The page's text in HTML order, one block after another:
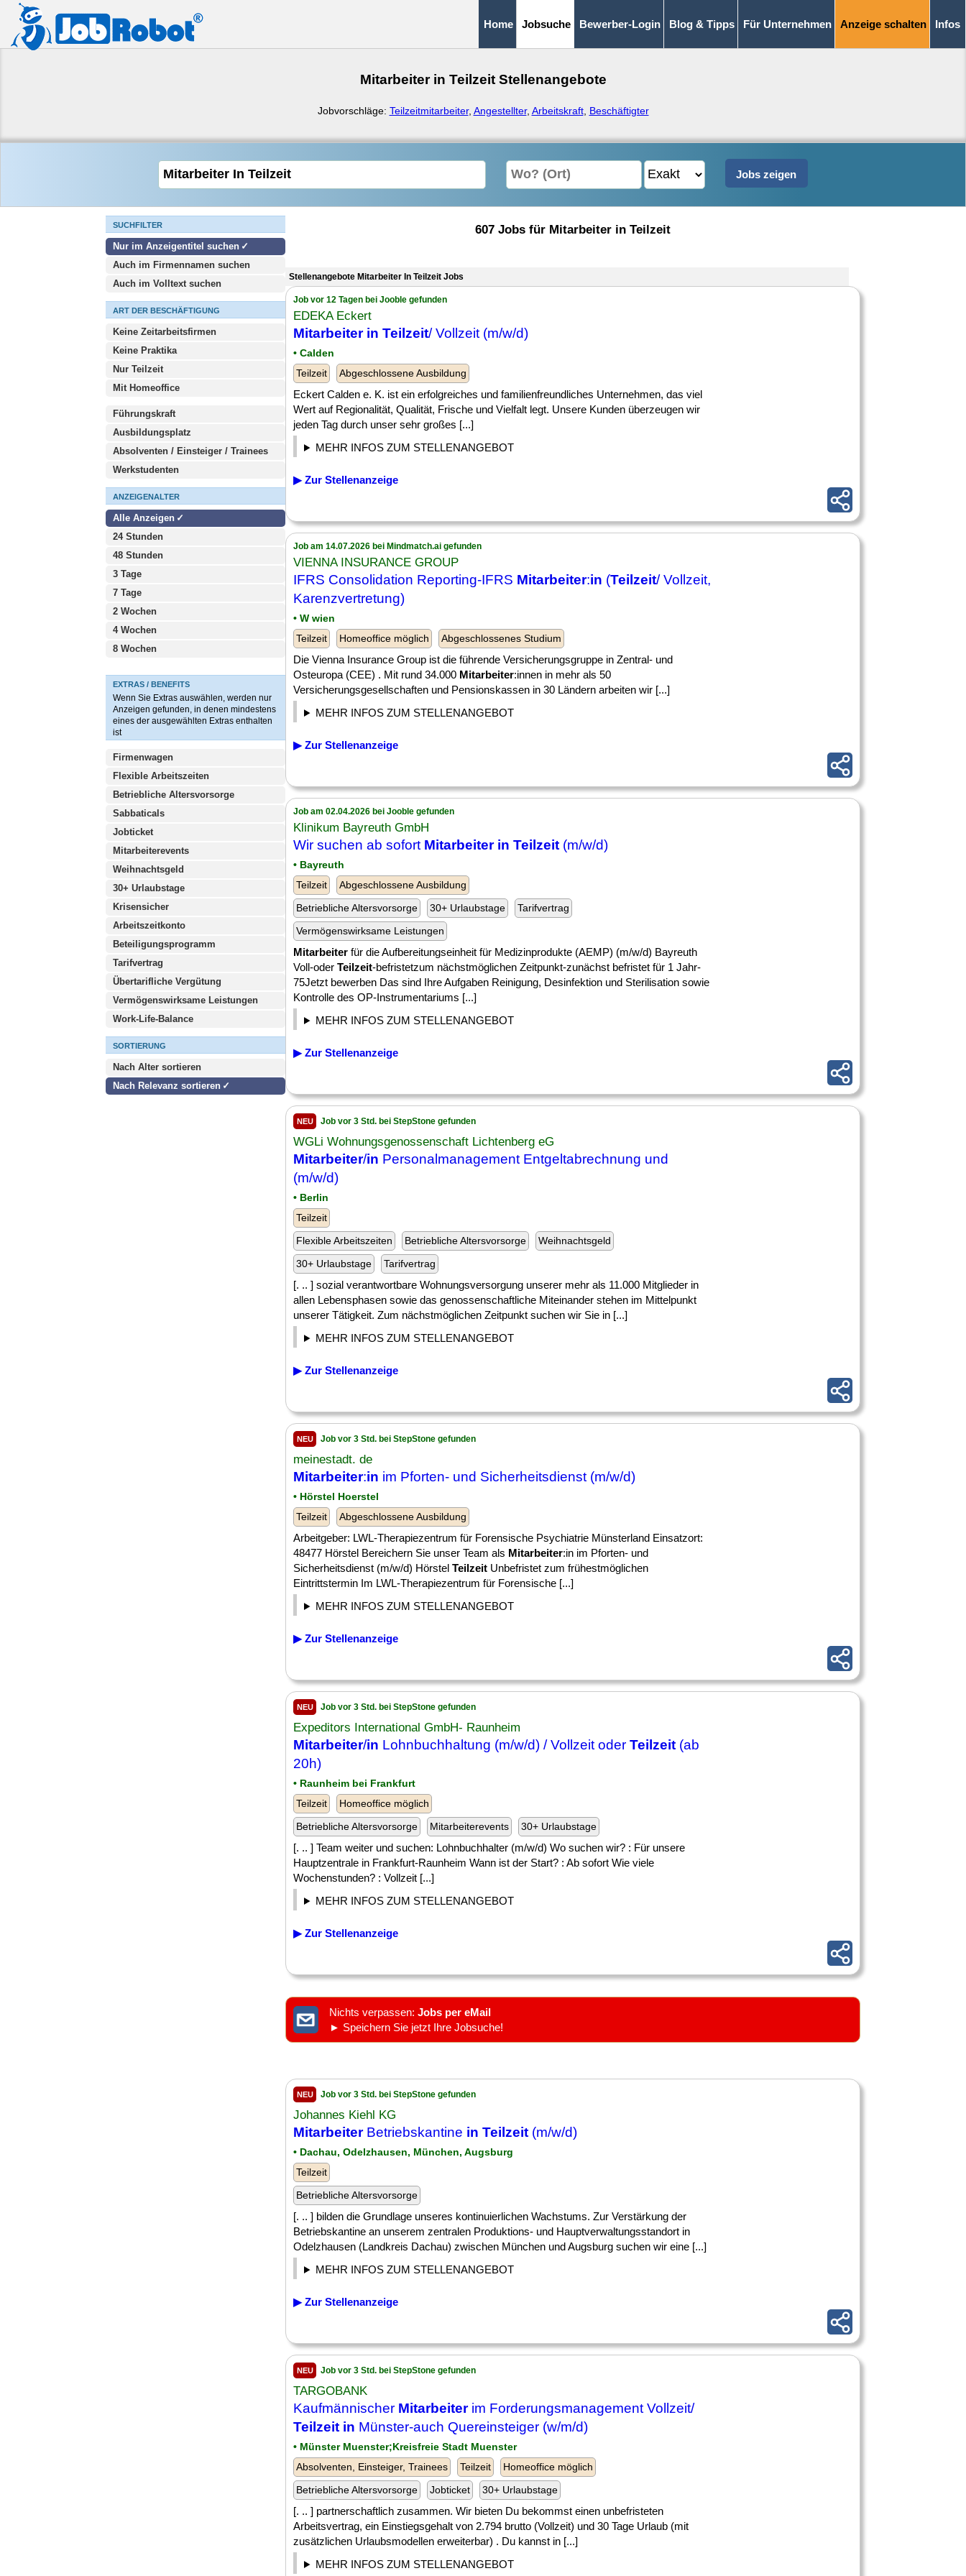
Home Jobsuche Bewerber-Login Blog & Tipps Für Unternehmen Anzeige schalten Infos
Mitarbeiter in Teilzeit Stellenangebote
Jobvorschläge: Teilzeitmitarbeiter, Angestellter, Arbeitskraft, Beschäftigter
SUCHFILTER
Nur im Anzeigentitel suchen
Auch im Firmennamen suchen
Auch im Volltext suchen
ART DER BESCHÄFTIGUNG
Keine Zeitarbeitsfirmen
Keine Praktika
Nur Teilzeit
Mit Homeoffice
Führungskraft
Ausbildungsplatz
Absolventen / Einsteiger / Trainees
Werkstudenten
ANZEIGENALTER
Alle Anzeigen
24 Stunden
48 Stunden
3 Tage
7 Tage
2 Wochen
4 Wochen
8 Wochen
EXTRAS / BENEFITS
Wenn Sie Extras auswählen, werden nur
Anzeigen gefunden, in denen mindestens
eines der ausgewählten Extras enthalten
ist
Firmenwagen
Flexible Arbeitszeiten
Betriebliche Altersvorsorge
Sabbaticals
Jobticket
Mitarbeiterevents
Weihnachtsgeld
30+ Urlaubstage
Krisensicher
Arbeitszeitkonto
Beteiligungsprogramm
Tarifvertrag
Übertarifliche Vergütung
Vermögenswirksame Leistungen
Work-Life-Balance
SORTIERUNG
Nach Alter sortieren
Nach Relevanz sortieren
607 Jobs für Mitarbeiter in Teilzeit
Stellenangebote Mitarbeiter In Teilzeit Jobs
Job vor 12 Tagen bei Jooble gefunden
EDEKA Eckert
Mitarbeiter in Teilzeit/ Vollzeit (m/w/d)
• Calden
Teilzeit
Abgeschlossene Ausbildung
Eckert Calden e. K. ist ein erfolgreiches und familienfreundliches Unternehmen, das viel
Wert auf Regionalität, Qualität, Frische und Vielfalt legt. Unsere Kunden überzeugen wir
jeden Tag durch unser sehr großes [...]
MEHR INFOS ZUM STELLENANGEBOT
▶ Zur Stellenanzeige
Job am 14.07.2026 bei Mindmatch.ai gefunden
VIENNA INSURANCE GROUP
IFRS Consolidation Reporting-IFRS Mitarbeiter:in (Teilzeit/ Vollzeit,
Karenzvertretung)
• W wien
Teilzeit
Homeoffice möglich Abgeschlossenes Studium
Die Vienna Insurance Group ist die führende Versicherungsgruppe in Zentral- und
Osteuropa (CEE) . Mit rund 34.000 Mitarbeiter:innen in mehr als 50
Versicherungsgesellschaften und Pensionskassen in 30 Ländern arbeiten wir [...]
MEHR INFOS ZUM STELLENANGEBOT
▶ Zur Stellenanzeige
Job am 02.04.2026 bei Jooble gefunden
Klinikum Bayreuth GmbH
Wir suchen ab sofort Mitarbeiter in Teilzeit (m/w/d)
• Bayreuth
Teilzeit
Abgeschlossene Ausbildung
Betriebliche Altersvorsorge
30+ Urlaubstage
Tarifvertrag
Vermögenswirksame Leistungen
Mitarbeiter für die Aufbereitungseinheit für Medizinprodukte (AEMP) (m/w/d) Bayreuth
Voll-oder Teilzeit-befristetzum nächstmöglichen Zeitpunkt-zunächst befristet für 1 Jahr-
75Jetzt bewerben Das sind Ihre Aufgaben Reinigung, Desinfektion und Sterilisation sowie
Kontrolle des OP-Instrumentariums [...]
MEHR INFOS ZUM STELLENANGEBOT
▶ Zur Stellenanzeige
NEU Job vor 3 Std. bei StepStone gefunden
WGLi Wohnungsgenossenschaft Lichtenberg eG
Mitarbeiter/in Personalmanagement Entgeltabrechnung und
(m/w/d)
• Berlin
Teilzeit
Flexible Arbeitszeiten
Betriebliche Altersvorsorge
Weihnachtsgeld
30+ Urlaubstage
Tarifvertrag
[. .. ] sozial verantwortbare Wohnungsversorgung unserer mehr als 11.000 Mitglieder in
allen Lebensphasen sowie das genossenschaftliche Miteinander stehen im Mittelpunkt
unserer Tätigkeit. Zum nächstmöglichen Zeitpunkt suchen wir Sie in [...]
MEHR INFOS ZUM STELLENANGEBOT
▶ Zur Stellenanzeige
NEU Job vor 3 Std. bei StepStone gefunden
meinestadt. de
Mitarbeiter:in im Pforten- und Sicherheitsdienst (m/w/d)
• Hörstel Hoerstel
Teilzeit
Abgeschlossene Ausbildung
Arbeitgeber: LWL-Therapiezentrum für Forensische Psychiatrie Münsterland Einsatzort:
48477 Hörstel Bereichern Sie unser Team als Mitarbeiter:in im Pforten- und
Sicherheitsdienst (m/w/d) Hörstel Teilzeit Unbefristet zum frühestmöglichen
Eintrittstermin Im LWL-Therapiezentrum für Forensische [...]
MEHR INFOS ZUM STELLENANGEBOT
▶ Zur Stellenanzeige
NEU Job vor 3 Std. bei StepStone gefunden
Expeditors International GmbH- Raunheim
Mitarbeiter/in Lohnbuchhaltung (m/w/d) / Vollzeit oder Teilzeit (ab
20h)
• Raunheim bei Frankfurt
Teilzeit
Homeoffice möglich
Betriebliche Altersvorsorge
Mitarbeiterevents 30+ Urlaubstage
[. .. ] Team weiter und suchen: Lohnbuchhalter (m/w/d) Wo suchen wir? : Für unsere
Hauptzentrale in Frankfurt-Raunheim Wann ist der Start? : Ab sofort Wie viele
Wochenstunden? : Vollzeit [...]
MEHR INFOS ZUM STELLENANGEBOT
▶ Zur Stellenanzeige
Nichts verpassen: Jobs per eMail
► Speichern Sie jetzt Ihre Jobsuche!
NEU Job vor 3 Std. bei StepStone gefunden
Johannes Kiehl KG
MitarbeiterBetriebskantine in Teilzeit (m/w/d)
• Dachau, Odelzhausen, München, Augsburg
Teilzeit
Betriebliche Altersvorsorge
[. .. ] bilden die Grundlage unseres kontinuierlichen Wachstums. Zur Verstärkung der
Betriebskantine an unserem zentralen Produktions- und Hauptverwaltungsstandort in
Odelzhausen (Landkreis Dachau) zwischen München und Augsburg suchen wir eine [...]
MEHR INFOS ZUM STELLENANGEBOT
▶ Zur Stellenanzeige
NEU Job vor 3 Std. bei StepStone gefunden
TARGOBANK
Kaufmännischer Mitarbeiterim Forderungsmanagement Vollzeit/
Teilzeit in Münster-auch Quereinsteiger (w/m/d)
• Münster Muenster;Kreisfreie Stadt Muenster
Absolventen, Einsteiger, Trainees
Teilzeit
Homeoffice möglich
Betriebliche Altersvorsorge
Jobticket 30+ Urlaubstage
[. .. ] partnerschaftlich zusammen. Wir bieten Du bekommst einen unbefristeten
Arbeitsvertrag, ein Einstiegsgehalt von 2.794 brutto (Vollzeit) und 30 Tage Urlaub (mit
zusätzlichen Urlaubsmodellen erweiterbar) . Du kannst in [...]
MEHR INFOS ZUM STELLENANGEBOT